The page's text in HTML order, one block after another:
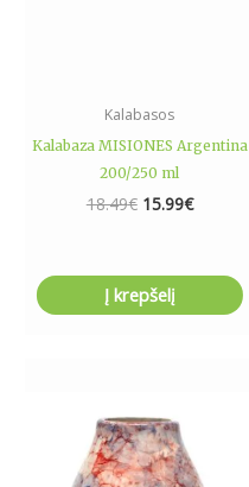
Kalabasos
Kalabaza MISIONES Argentina
200/250 ml
18.49€ 15.99€
Į krepšelį